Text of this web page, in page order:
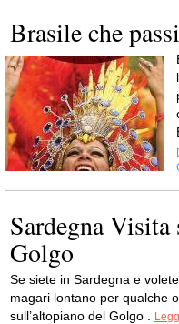
Brasile che
Sardegna
Golgo
Se siete in Sardegna e
magari lontano per qualche
sull’altopiano del Golgo .